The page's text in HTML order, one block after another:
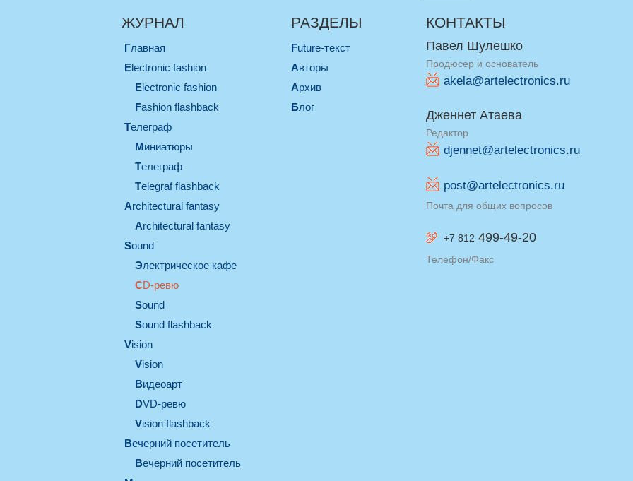
ЖУРНАЛ
Главная
electronic fashion
electronic fashion
Fashion flashback
телеграф
миниатюры
телеграф
Telegraf flashback
architectural fantasy
architectural fantasy
sound
электрическое кафе
CD-ревю
sound
Sound flashback
vision
vision
видеоарт
DVD-ревю
Vision flashback
вечерний посетитель
вечерний посетитель
РАЗДЕЛЫ
Future-текст
Авторы
Архив
Блог
КОНТАКТЫ
Павел Шулешко
Продюсер и основатель
akela@artelectronics.ru
Дженнет Атаева
Редактор
djennet@artelectronics.ru
post@artelectronics.ru
Почта для общих вопросов
+7 812 499-49-20
Телефон/Факс